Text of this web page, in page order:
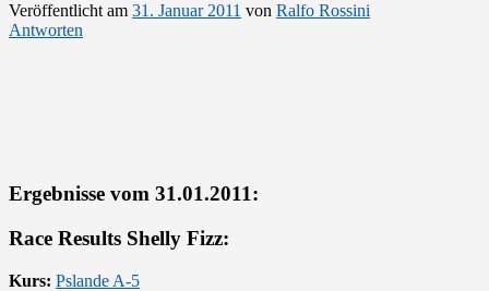
Veröffentlicht am 31. Januar 2011 von Ralfo Rossini
Antworten
Ergebnisse vom 31.01.2011:
Race Results Shelly Fizz:
Kurs: Pslande A-5